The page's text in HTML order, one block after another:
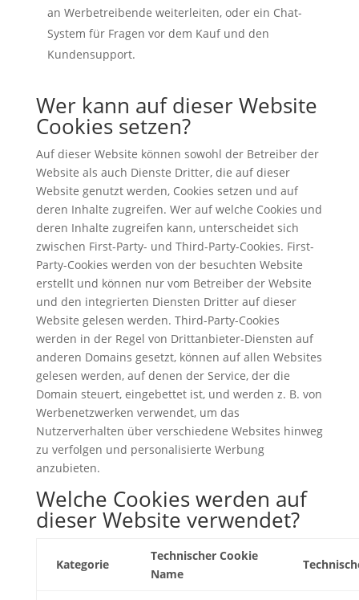
an Werbetreibende weiterleiten, oder ein Chat-
System für Fragen vor dem Kauf und den
Kundensupport.
Wer kann auf dieser Website
Cookies setzen?
Auf dieser Website können sowohl der Betreiber der
Website als auch Dienste Dritter, die auf dieser
Website genutzt werden, Cookies setzen und auf
deren Inhalte zugreifen. Wer auf welche Cookies und
deren Inhalte zugreifen kann, unterscheidet sich
zwischen First-Party- und Third-Party-Cookies. First-
Party-Cookies werden von der besuchten Website
erstellt und können nur vom Betreiber der Website
und den integrierten Diensten Dritter auf dieser
Website gelesen werden. Third-Party-Cookies
werden in der Regel von Drittanbieter-Diensten auf
anderen Domains gesetzt, können auf allen Websites
gelesen werden, auf denen der Service, der die
Domain steuert, eingebettet ist, und werden z. B. von
Werbenetzwerken verwendet, um das
Nutzerverhalten über verschiedene Websites hinweg
zu verfolgen und personalisierte Werbung
anzubieten.
Welche Cookies werden auf
dieser Website verwendet?
Kategorie
Technischer Cookie
Name